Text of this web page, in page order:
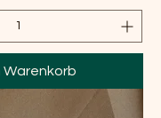
Warenkorb